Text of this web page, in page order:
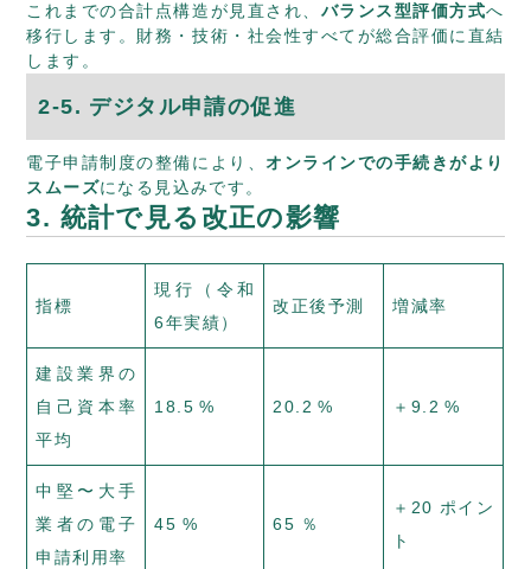
これまでの合計点構造が見直され、 バランス型評価方式へ
移行します。財務・技術・社会性すべてが総合評価に直結
します。
2‑5. デジタル申請の促進
電子申請制度の整備により、オンラインでの手続きがより
スムーズになる見込みです。
3. 統計で見る改正の影響
指標
現行（令和
6年実績）
改正後予測 増減率
建設業界の
自己資本率
平均
18.5 % 20.2 % ＋9.2 %
中堅〜大手
業者の電子
申請利用率
45 % 65 ％
＋20 ポイン
ト